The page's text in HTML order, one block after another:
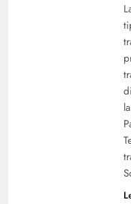
Dulces,
vivió San Valentín